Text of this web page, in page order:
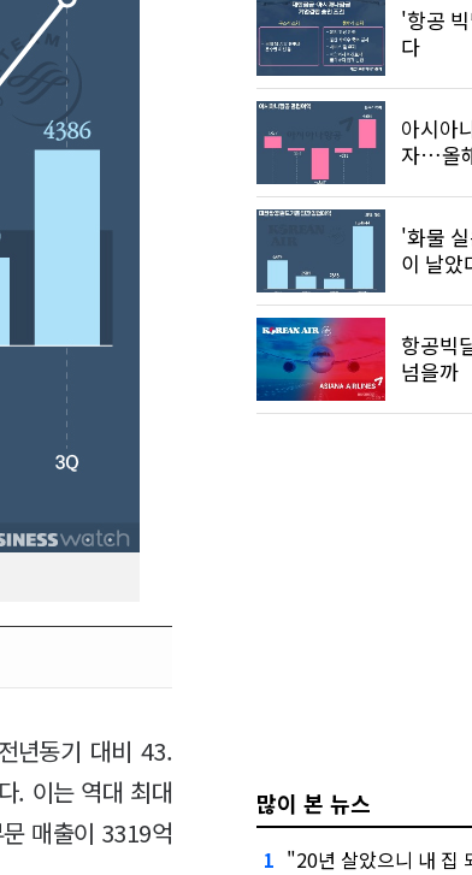
년동기 대비 43.
. 이는 역대 최대
매출이 3319억
'항공
다
아시아
자…올
'화물
이 날았
항공빅
넘을까
많이 본 뉴스
1 "20년 살았으니 내 집